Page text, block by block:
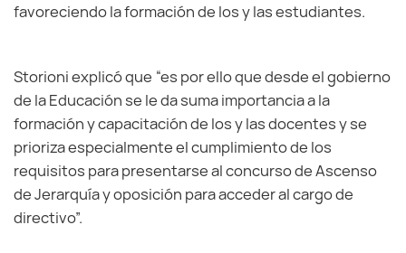
favoreciendo la formación de los y las estudiantes.
Storioni explicó que “es por ello que desde el gobierno
de la Educación se le da suma importancia a la
formación y capacitación de los y las docentes y se
prioriza especialmente el cumplimiento de los
requisitos para presentarse al concurso de Ascenso
de Jerarquía y oposición para acceder al cargo de
directivo”.